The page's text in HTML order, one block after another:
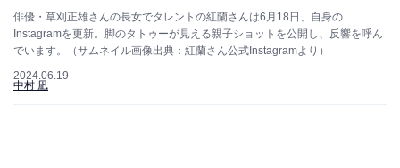
俳優・草刈正雄さんの長女でタレントの紅蘭さんは6月18日、自身の
Instagramを更新。脚のタトゥーが見える親子ショットを公開し、反響を呼ん
でいます。（サムネイル画像出典：紅蘭さん公式Instagramより）
2024.06.19
中村 凪